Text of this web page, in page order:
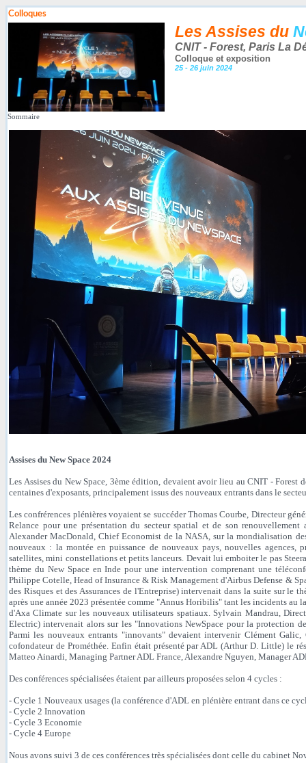
Colloques
Les Assises du
CNIT - Forest, Paris La
Colloque et exposition
25 - 26 juin 2024
Sommaire
Assises du New Space 2024
Les Assises du New Space, 3ème édition, devaient avoir lieu au CNIT - Forest
centaines d'exposants, principalement issus des nouveaux entrants dans le
Les confrérences plénières voyaient se succéder Thomas Courbe, Directeur
Relance pour une présentation du secteur spatial et de son
Alexander MacDonald, Chief Economist de la NASA, sur la mondialisation
nouveaux : la montée en puissance de nouveaux pays, nouvelles agences,
satellites, mini constellations et petits lanceurs. Devait lui emboiter le pas
thème du New Space en Inde pour une intervention comprenant une
Philippe Cotelle, Head of Insurance & Risk Management d'Airbus Defense &
des Risques et des Assurances de l'Entreprise) intervenait dans la suite sur le
après une année 2023 présentée comme "Annus Horibilis" tant les incidents
d'Axa Climate sur les nouveaux utilisateurs spatiaux. Sylvain Mandrau,
Electric) intervenait alors sur les "Innovations NewSpace pour la protection
Parmi les nouveaux entrants "innovants" devaient intervenir Clément
cofondateur de Prométhée. Enfin était présenté par ADL (Arthur D. Little) le
Matteo Ainardi, Managing Partner ADL France, Alexandre Nguyen, Manager
Des conférences spécialisées étaient par ailleurs proposées selon 4 cycles :
- Cycle 1 Nouveaux usages (la conférence d'ADL en plénière entrant dans ce
- Cycle 2 Innovation
- Cycle 3 Economie
- Cycle 4 Europe
Nous avons suivi 3 de ces conférences très spécialisées dont celle du cabinet